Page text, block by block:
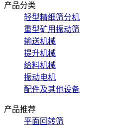
产品分类
轻型精细筛分机
重型矿用振动筛
输送机械
提升机械
给料机械
振动电机
配件及其他设备
产品推荐
平面回转筛